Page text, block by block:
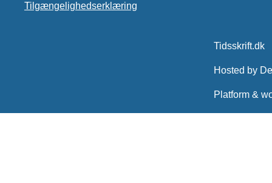
Tilgængelighedserklæring